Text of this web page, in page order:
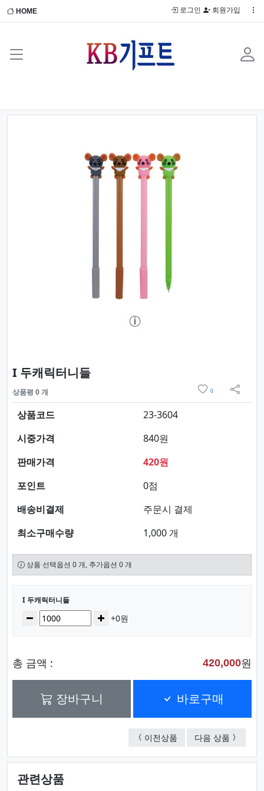
HOME 로그인 회원가입
I 두캐릭터니들요약정보 및 구매
상품평 0 개 0
sns 공
상품코드
23-3604
시중가격
840원
판매가격
420원
포인트
0점
배송비결제
주문시 결제
최소구매수량
1,000 개
상품 선택옵션 0 개, 추가옵션 0 개
선택된 옵션
I 두캐릭터니들
수량감소 증가+0원
총 금액 : 420,000원
장바구니 바로구매
이전상품 H 두홍당무니들펜
다음 상품 A 단면
관련상품